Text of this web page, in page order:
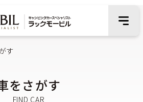
す
をさがす